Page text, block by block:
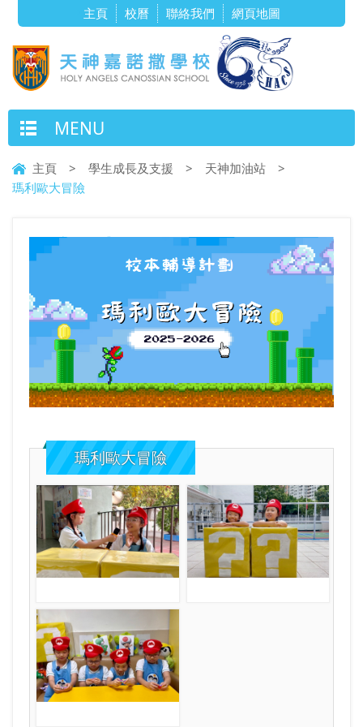
主頁 校曆 聯絡我們 網頁地圖
MENU
主頁 > 學生成長及支援 > 天神加油站
>
瑪利歐大冒險
瑪利歐大冒險
瑪利歐大冒險